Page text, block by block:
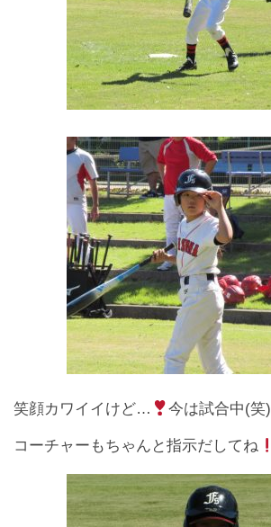
笑顔カワイイけど… 今は試合中(笑)
コーチャーもちゃんと指示だしてね